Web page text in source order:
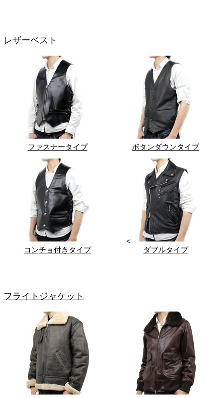
レザーベスト
ファスナータイプ ボタンダウンタイプ
コンチョ付きタイプ
<
ダブルタイプ
フライトジャケット